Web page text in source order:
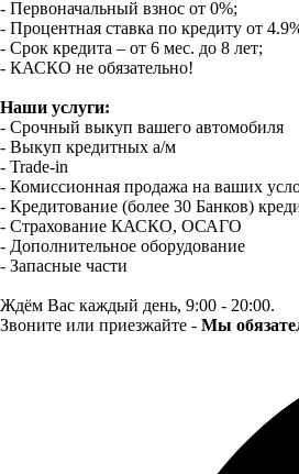
- Первоначальный взнос от 0%;
- Процентная ставка по кредиту от
- Срок кредита – от 6 мес. до 8 лет;
- КАСКО не обязательно!
Наши услуги:
- Срочный выкуп вашего автомобиля
- Выкуп кредитных а/м
- Trade-in
- Комиссионная продажа на ваших
- Кредитование (более 30 Банков)
- Страхование КАСКО, ОСАГО
- Дополнительное оборудование
- Запасные части
Ждём Вас каждый день, 9:00 - 20:00.
Звоните или приезжайте - Мы